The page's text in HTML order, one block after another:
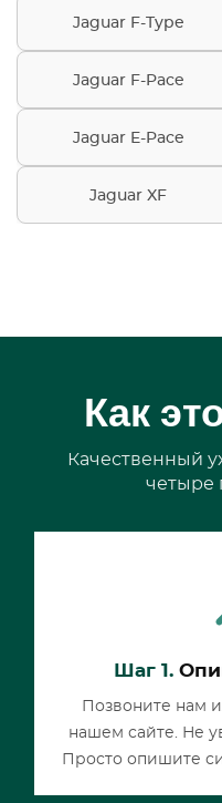
Jaguar F-Type
Jaguar F-Pace
Jaguar E-Pace
Jaguar XF
Как
Качественный
четыре
Шаг 1.
Позвоните нам
нашем сайте. Не
Просто опишите